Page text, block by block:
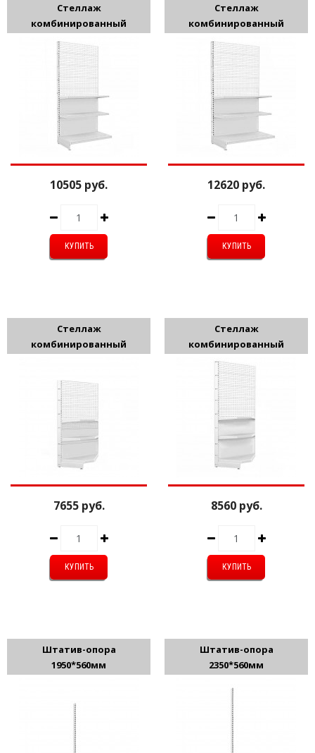
Стеллаж
комбинированный
2350*560*1000мм
10505 руб.
Стеллаж
комбинированный
2350*560*1200мм
12620 руб.
Стеллаж
комбинированный
7655 руб.
Стеллаж
комбинированный
2350мм. Угловой
8560 руб.
Штатив-опора
1950*560мм
Штатив-опора
2350*560мм